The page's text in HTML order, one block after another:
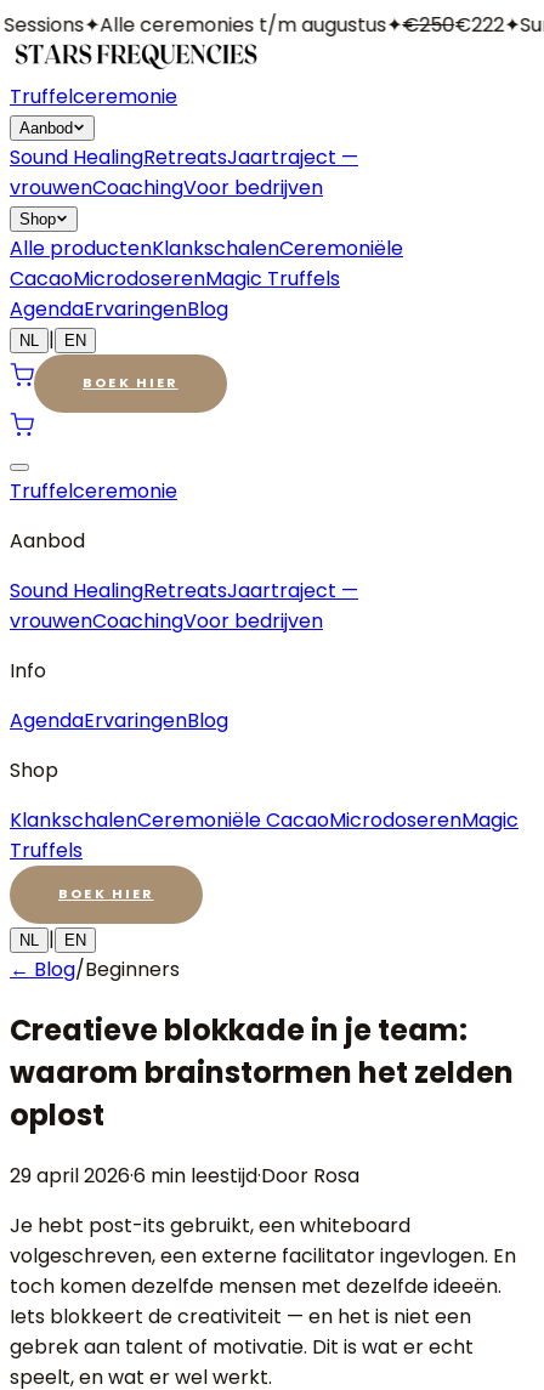
✦Alle ceremonies t/m augustus✦€250€222✦
Truffelceremonie
Aanbod
Sound HealingRetreatsJaartraject —
vrouwenCoachingVoor bedrijven
Shop
Alle productenKlankschalenCeremoniële
CacaoMicrodoserenMagic Truffels
AgendaErvaringenBlog
NL | EN
BOEK HIER
Truffelceremonie
Aanbod
Sound HealingRetreatsJaartraject —
vrouwenCoachingVoor bedrijven
Info
AgendaErvaringenBlog
Shop
KlankschalenCeremoniële CacaoMicrodoserenMagic
Truffels
BOEK HIER
NL | EN
← Blog/Beginners
Creatieve blokkade in je team:
waarom brainstormen het zelden
oplost
29 april 2026·6 min leestijd·Door Rosa
Je hebt post-its gebruikt, een whiteboard
volgeschreven, een externe facilitator ingevlogen. En
toch komen dezelfde mensen met dezelfde ideeën.
Iets blokkeert de creativiteit — en het is niet een
gebrek aan talent of motivatie. Dit is wat er echt
speelt, en wat er wel werkt.